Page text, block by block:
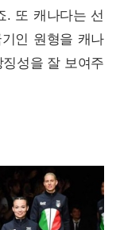
. 또 캐나다는 선
인 원형을 캐나
성을 잘 보여주